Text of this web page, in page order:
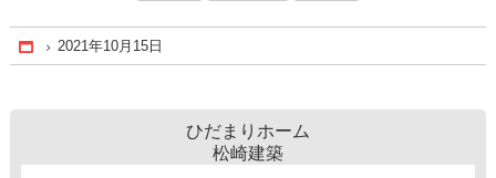
Home
2021年10月15日
ひだまりホーム
松崎建築